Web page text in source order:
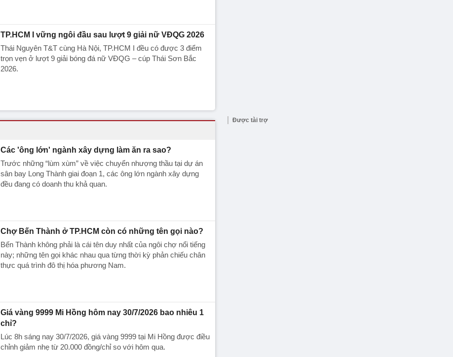
TP.HCM I vững ngôi đầu sau lượt 9 giải nữ VĐQG 2026
Thái Nguyên T&T cùng Hà Nội, TP.HCM I đều có được 3 điểm
trọn vẹn ở lượt 9 giải bóng đá nữ VĐQG – cúp Thái Sơn Bắc
2026.
Các 'ông lớn' ngành xây dựng làm ăn ra sao?
Trước những “lùm xùm” về việc chuyển nhượng thầu tại dự án
sân bay Long Thành giai đoạn 1, các ông lớn ngành xây dựng
đều đang có doanh thu khả quan.
Chợ Bến Thành ở TP.HCM còn có những tên gọi nào?
Bến Thành không phải là cái tên duy nhất của ngôi chợ nổi tiếng
này; những tên gọi khác nhau qua từng thời kỳ phản chiếu chân
thực quá trình đô thị hóa phương Nam.
Giá vàng 9999 Mi Hồng hôm nay 30/7/2026 bao nhiêu 1
chỉ?
Lúc 8h sáng nay 30/7/2026, giá vàng 9999 tại Mi Hồng được điều
chỉnh giảm nhẹ từ 20.000 đồng/chỉ so với hôm qua.
Được tài trợ